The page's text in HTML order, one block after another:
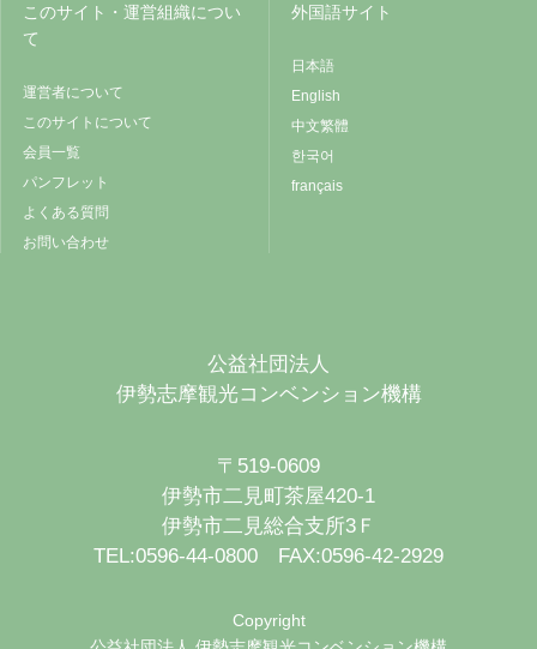
このサイト・運営組織につい
て
運営者について
このサイトについて
会員一覧
パンフレット
よくある質問
お問い合わせ
外国語サイト
日本語
English
中文繁體
한국어
français
公益社団法人
伊勢志摩観光コンベンション機構
〒519-0609
伊勢市二見町茶屋420-1
伊勢市二見総合支所3Ｆ
TEL:0596-44-0800 FAX:0596-42-2929
Copyright